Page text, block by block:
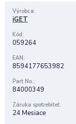
Výrobca
iGET
Kód
059264
EAN
8594177653982
Part No.
84000349
Záruka spotrebiteľ
24 Mesiace